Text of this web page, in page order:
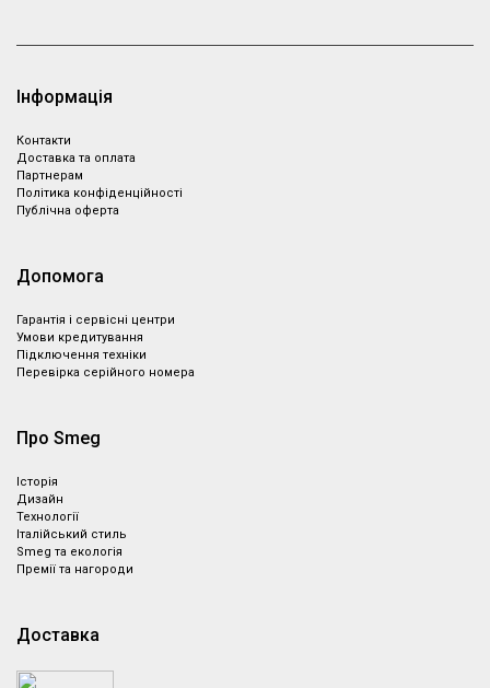
Інформація
Контакти
Доставка та оплата
Партнeрам
Політика конфіденційності
Публічна оферта
Допомога
Гарантія і сервісні центри
Умови кредитування
Підключення техніки
Перевірка серійного номера
Про Smeg
Історія
Дизайн
Технології
Італійський стиль
Smeg та екологія
Премії та нагороди
Доставка